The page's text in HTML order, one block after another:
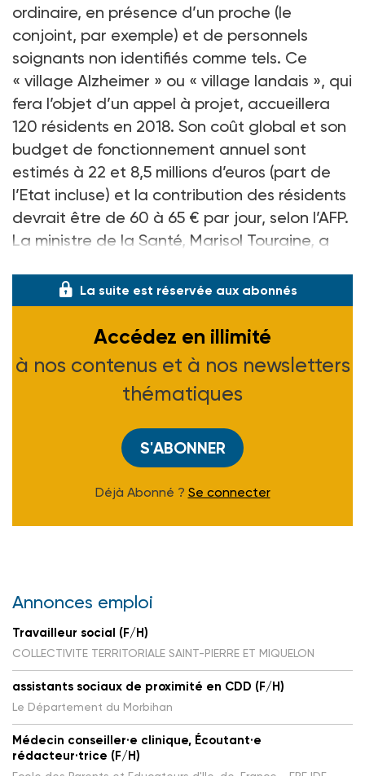
ordinaire, en présence d’un proche (le
conjoint, par exemple) et de personnels
soignants non identifiés comme tels. Ce
« village Alzheimer » ou « village landais », qui
fera l’objet d’un appel à projet, accueillera
120 résidents en 2018. Son coût global et son
budget de fonctionnement annuel sont
estimés à 22 et 8,5 millions d’euros (part de
l’Etat incluse) et la contribution des résidents
devrait être de 60 à 65 € par jour, selon l’AFP.
La ministre de la Santé, Marisol Touraine, a
La suite est réservée aux abonnés
Accédez en illimité
à nos contenus et à nos newsletters
thématiques
S'ABONNER
Déjà Abonné ? Se connecter
Annonces emploi
Travailleur social (F/H)
COLLECTIVITE TERRITORIALE SAINT-PIERRE ET MIQUELON
assistants sociaux de proximité en CDD (F/H)
Le Département du Morbihan
Médecin conseiller·e clinique, Écoutant·e
rédacteur·trice (F/H)